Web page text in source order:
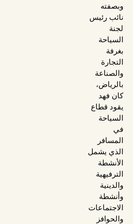
وبصفته
نائب رئيس
لجنة
السياحة
بغرفة
التجارة
والصناعة
بالرياض،
كان فهد
يقود قطاع
السياحة
في
المسافر
الذي يشمل
الأنشطة
الترفيهية
والدينية
وأنشطة
الاجتماعات
والحوافز